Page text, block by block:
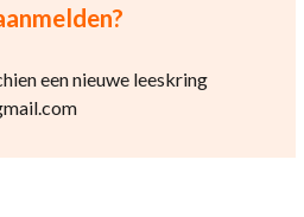
een nieuwe leeskring